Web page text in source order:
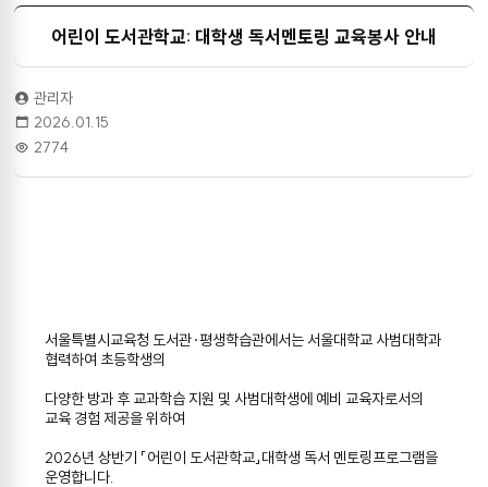
어린이 도서관학교: 대학생 독서멘토링 교육봉사 안내
관리자
2026.01.15
2774
서울특별시교육청 도서관·평생학습관에서는 서울대학교 사범대학과
협력하여 초등학생의
다양한 방과 후 교과학습 지원 및 사범대학생에 예비 교육자로서의
교육 경험 제공을 위하여
2026년 상반기 「어린이 도서관학교」대학생 독서 멘토링프로그램을
운영합니다.